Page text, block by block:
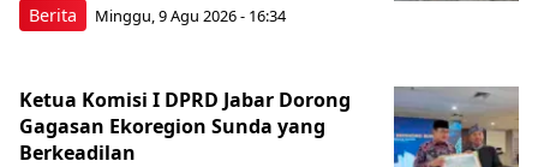
Berita Minggu, 9 Agu 2026 - 16:34
Ketua Komisi I DPRD Jabar Dorong
Gagasan Ekoregion Sunda yang
Berkeadilan